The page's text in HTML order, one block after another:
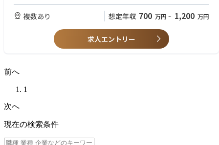
複数あり 想定年収 700 万円 ~ 1,200 万円
求人エントリー
前へ
1
次へ
現在の検索条件